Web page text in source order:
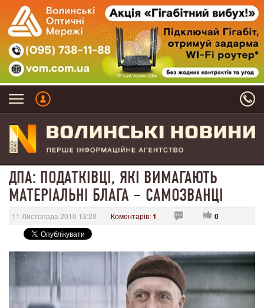
ДПА: ПОДАТКІВЦІ, ЯКІ ВИМАГАЮТЬ
МАТЕРІАЛЬНІ БЛАГА – САМОЗВАНЦІ
11 Листопада 2010 13:20 Коментарів:1 0